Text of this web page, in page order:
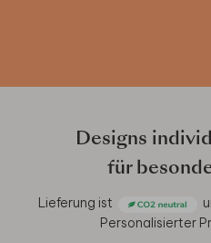
Designs
für
Lieferung ist
Personalisierter